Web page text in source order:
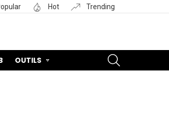
Hot Trending
OUTILS